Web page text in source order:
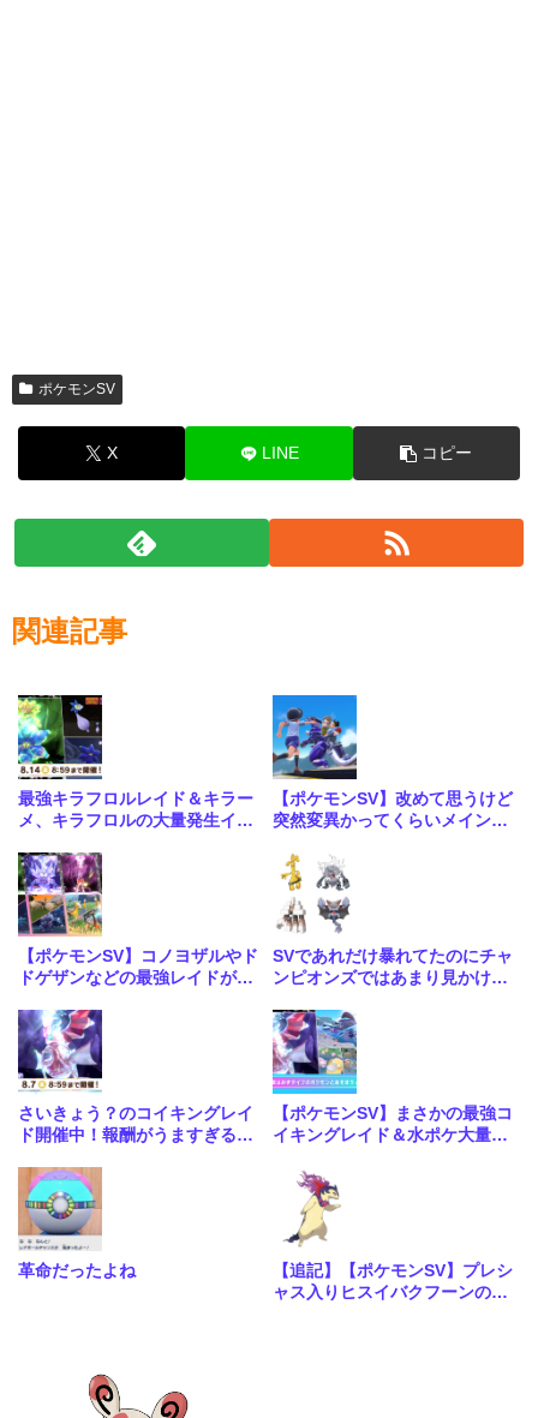
ポケモンSV
X LINE コピー
関連記事
最強キラフロルレイド＆キラー
メ、キラフロルの大量発生イベ
【ポケモンSV】改めて思うけど
突然変異かってくらいメインス
【ポケモンSV】コノヨザルやド
ドゲザンなどの最強レイドが4
生も
SVであれだけ暴れてたのにチャ
ンピオンズではあまり見かけな
さいきょう？のコイキングレイ
ド開催中！報酬がうますぎる神
【ポケモンSV】まさかの最強コ
イキングレイド＆水ポケ大量発
革命だったよね
【追記】【ポケモンSV】プレシ
ャス入りヒスイバクフーンの配